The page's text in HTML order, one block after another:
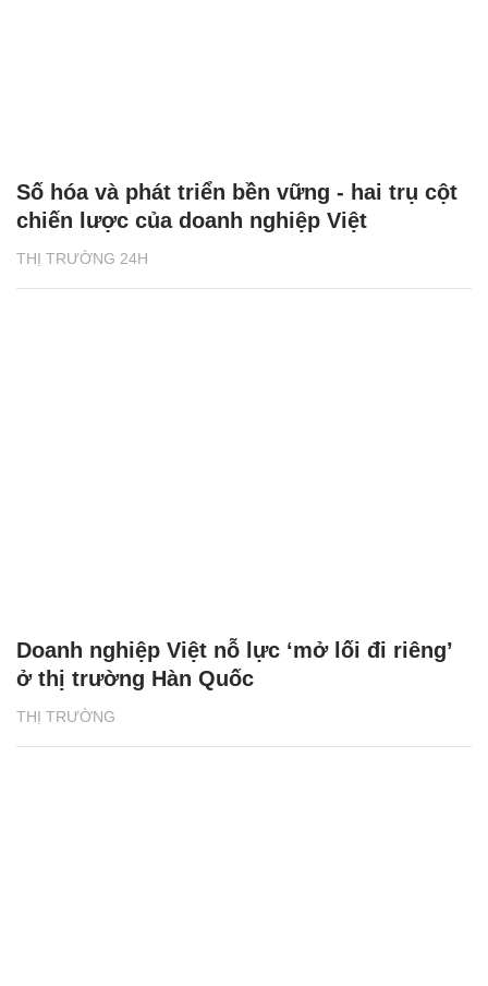
THỊ TRƯỜNG 24H
Số hóa và phát triển bền vững - hai trụ cột
chiến lược của doanh nghiệp Việt
THỊ TRƯỜNG
Doanh nghiệp Việt nỗ lực ‘mở lối đi riêng’
ở thị trường Hàn Quốc